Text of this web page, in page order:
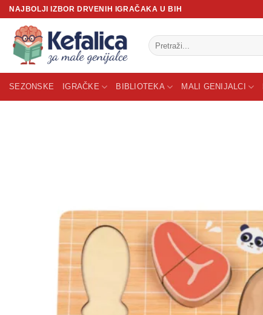
Skip
content
NAJBOLJI IZBOR DRVENIH IGRAČAKA U BIH
Pretraži:
SEZONSKE IGRAČKE BIBLIOTEKA MALI GENIJALCI